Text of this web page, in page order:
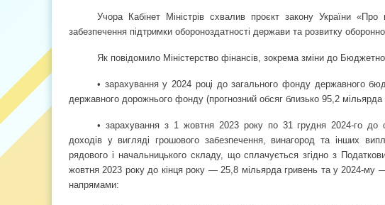
Учора Кабінет Міністрів схвалив проєкт закону України
забезпечення підтримки обороноздатності держави та розвитку
Як повідомило Міністерство фінансів, зокрема зміни до
• зарахування у 2024 році до загального фонду державного
державного дорожнього фонду (прогнозний обсяг близько 95,2 мільярда
• зарахування з 1 жовтня 2023 року по 31 грудня 2024-го до
доходів у вигляді грошового забезпечення, винагород та інших
рядового і начальницького складу, що сплачується згідно з
жовтня 2023 року до кінця року — 25,8 мільярда гривень та у 2024-
напрямами: